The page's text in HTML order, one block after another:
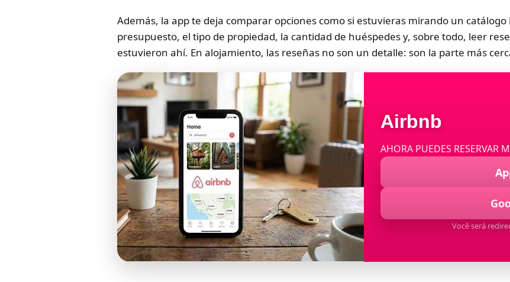
Además, la app te deja comparar opciones como si estuvieras mirando un
presupuesto, el tipo de propiedad, la cantidad de huéspedes y, sobre todo, leer
estuvieron ahí. En alojamiento, las reseñas no son un detalle: son la parte más
Airbnb
AHORA PUEDES RESERVAR
Você será